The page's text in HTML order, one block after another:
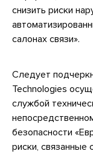
снизить риски
салонах связи».
Следует
Technologies
службой
безопасности
риски, связанные